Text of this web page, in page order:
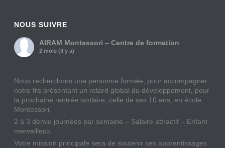
NOUS SUIVRE
AIRAM Montessori – Centre de formation
2 mois (il y a)
Nous recherchons une personne formée, pour accompagner
notre fils présentant un retard global du développement, pour
la prochaine rentrée scolaire, celle de ses 10 ans, en école
Montessori.
2 à 3 demie journées par semaine – Salaire attractif – Enfant
merveilleux.
Votre mission principale sera de soutenir ses apprentissages